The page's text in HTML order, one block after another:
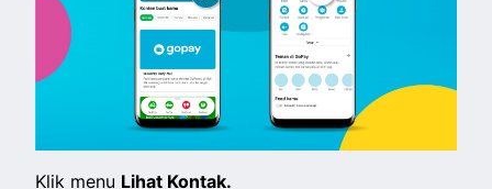
Klik menu Lihat Kontak.